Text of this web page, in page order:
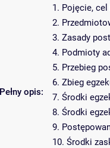
Pełny opis:
1. Pojęcie,
2.
3. Zasady
4. Podmioty
5. Przebieg
6. Zbieg
7. Środki
8. Środki
9.
10. Środki